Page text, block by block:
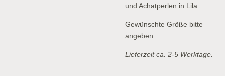
und Achatperlen in Lila
Gewünschte Größe bitte
angeben.
Lieferzeit ca. 2-5 Werktage.